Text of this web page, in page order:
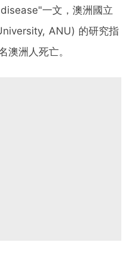
一文，澳洲國立
ANU) 的研究指
澳洲人死亡。